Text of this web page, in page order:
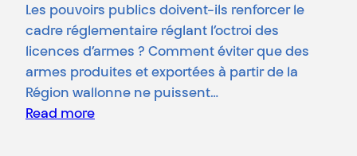
Les pouvoirs publics doivent-ils renforcer le
cadre réglementaire réglant l’octroi des
licences d’armes ? Comment éviter que des
armes produites et exportées à partir de la
Région wallonne ne puissent…
Read more